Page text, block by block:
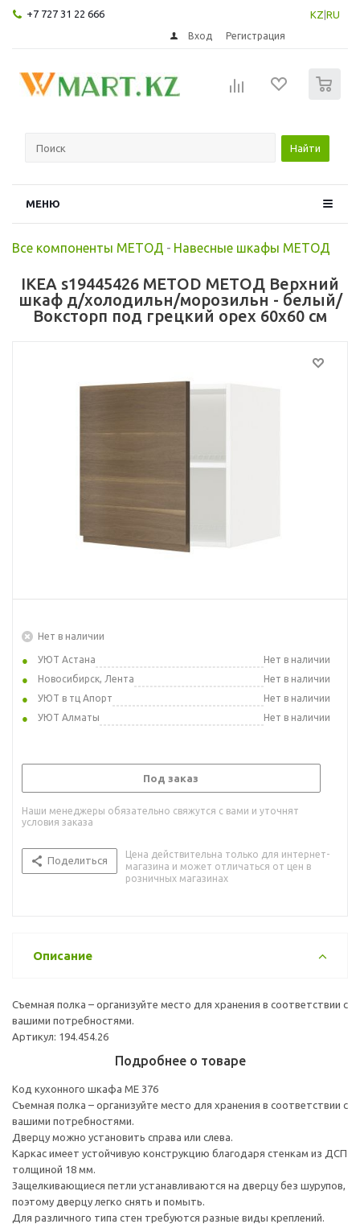
+7 727 31 22 666 KZ RU
Вход Регистрация
Найти
МЕНЮ
Все компоненты МЕТОД - Навесные шкафы МЕТОД
IKEA s19445426 METOD МЕТОД Верхний
шкаф д/холодильн/морозильн - белый/
Воксторп под грецкий орех 60x60 см
Нет в наличии
УЮТ Астана
Нет в наличии
Новосибирск, Лента
Нет в наличии
УЮТ в тц Апорт
Нет в наличии
УЮТ Алматы
Нет в наличии
Под заказ
Наши менеджеры обязательно свяжутся с вами и уточнят
условия заказа
Поделиться
Цена действительна только для интернет-
магазина и может отличаться от цен в
розничных магазинах
Описание
Съемная полка – организуйте место для хранения в соответствии с
вашими потребностями.
Артикул: 194.454.26
Подробнее о товаре
Код кухонного шкафа ME 376
Съемная полка – организуйте место для хранения в соответствии с
вашими потребностями.
Дверцу можно установить справа или слева.
Каркас имеет устойчивую конструкцию благодаря стенкам из ДСП
толщиной 18 мм.
Защелкивающиеся петли устанавливаются на дверцу без шурупов,
поэтому дверцу легко снять и помыть.
Для различного типа стен требуются разные виды креплений.